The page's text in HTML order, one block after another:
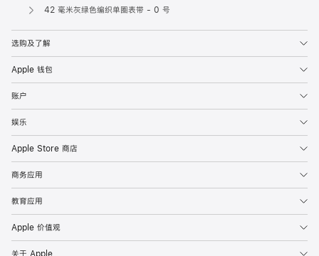
Apple
42 毫米灰绿色编织单圈表带 - 0 号
选购及了解
Apple 钱包
账户
娱乐
Apple Store 商店
商务应用
教育应用
Apple 价值观
关于 Apple